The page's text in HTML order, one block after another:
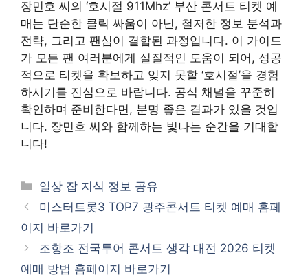
장민호 씨의 ‘호시절 911Mhz’ 부산 콘서트 티켓 예
매는 단순한 클릭 싸움이 아닌, 철저한 정보 분석과
전략, 그리고 팬심이 결합된 과정입니다. 이 가이드
가 모든 팬 여러분에게 실질적인 도움이 되어, 성공
적으로 티켓을 확보하고 잊지 못할 ‘호시절’을 경험
하시기를 진심으로 바랍니다. 공식 채널을 꾸준히
확인하며 준비한다면, 분명 좋은 결과가 있을 것입
니다. 장민호 씨와 함께하는 빛나는 순간을 기대합
니다!
카
테
리
일상 잡 지식 정보 공유
미스터트롯3 TOP7 광주콘서트 티켓 예매 홈페
이지 바로가기
조항조 전국투어 콘서트 생각 대전 2026 티켓
예매 방법 홈페이지 바로가기